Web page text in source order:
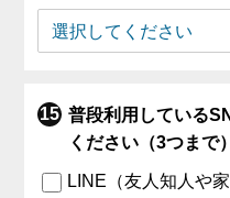
普段利用している
ください（3つまで）
LINE（友人知人や家